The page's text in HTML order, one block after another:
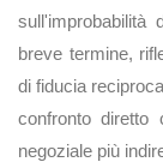
breve termine,
di fiducia
confronto diretto
negoziale più